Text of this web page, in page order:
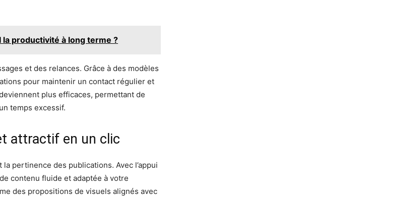
productivité à long terme ?
et des relances. Grâce à des modèles
pour maintenir un contact régulier et
plus efficaces, permettant de
temps excessif.
attractif en un clic
pertinence des publications. Avec l’appui
contenu fluide et adaptée à votre
des propositions de visuels alignés avec